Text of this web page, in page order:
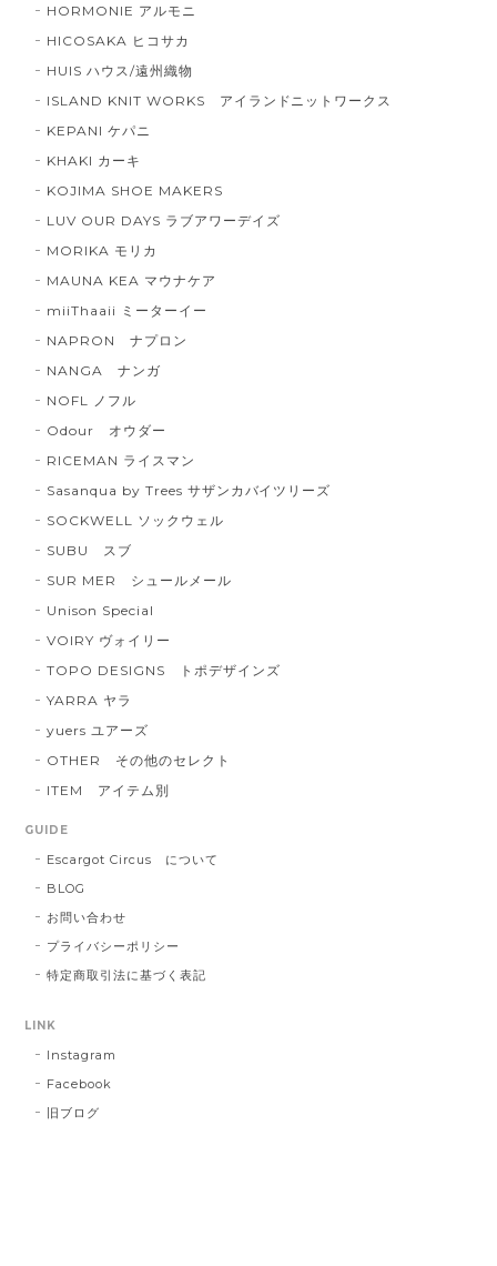
HORMONIE アルモニ
HICOSAKA ヒコサカ
HUIS ハウス/遠州織物
ISLAND KNIT WORKS アイランドニットワークス
KEPANI ケパニ
KHAKI カーキ
KOJIMA SHOE MAKERS
LUV OUR DAYS ラブアワーデイズ
MORIKA モリカ
MAUNA KEA マウナケア
miiThaaii ミーターイー
NAPRON ナプロン
NANGA ナンガ
NOFL ノフル
Odour オウダー
RICEMAN ライスマン
Sasanqua by Trees サザンカバイツリーズ
SOCKWELL ソックウェル
SUBU スブ
SUR MER シュールメール
Unison Special
VOIRY ヴォイリー
TOPO DESIGNS トポデザインズ
YARRA ヤラ
yuers ユアーズ
OTHER その他のセレクト
ITEM アイテム別
GUIDE
Escargot Circus について
BLOG
お問い合わせ
プライバシーポリシー
特定商取引法に基づく表記
LINK
Instagram
Facebook
旧ブログ